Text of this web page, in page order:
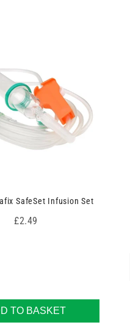
SafeSet Infusion Set
Price
£2.49
TO BASKET